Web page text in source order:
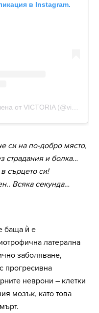
си на по-добро място,
страдания и болка…
сърцето си!
Всяка секунда…
баща ѝ е
латерална
заболяване,
прогресивна
неврони – клетки
мозък, като това